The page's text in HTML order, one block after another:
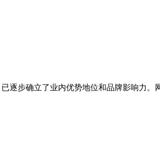
逐步确立了业内优势地位和品牌影响力